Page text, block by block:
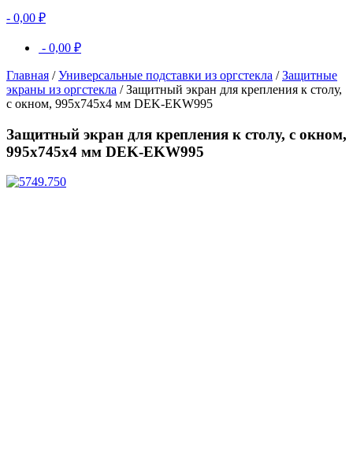
- 0,00 ₽
- 0,00 ₽
Главная /Универсальные подставки из оргстекла /Защитные
экраны из оргстекла / Защитный экран для крепления к столу,
с окном, 995х745х4 мм DEK-EKW995
Защитный экран для крепления к столу, с окном,
995х745х4 мм DEK-EKW995